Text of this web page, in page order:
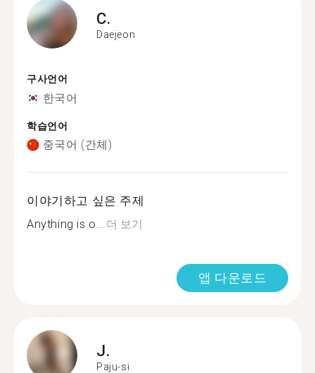
C.
Daejeon
구사언어
한국어
학습언어
중국어 (간체)
이야기하고 싶은 주제
Anything is o...더 보기
앱 다운로드
J.
Paju-si